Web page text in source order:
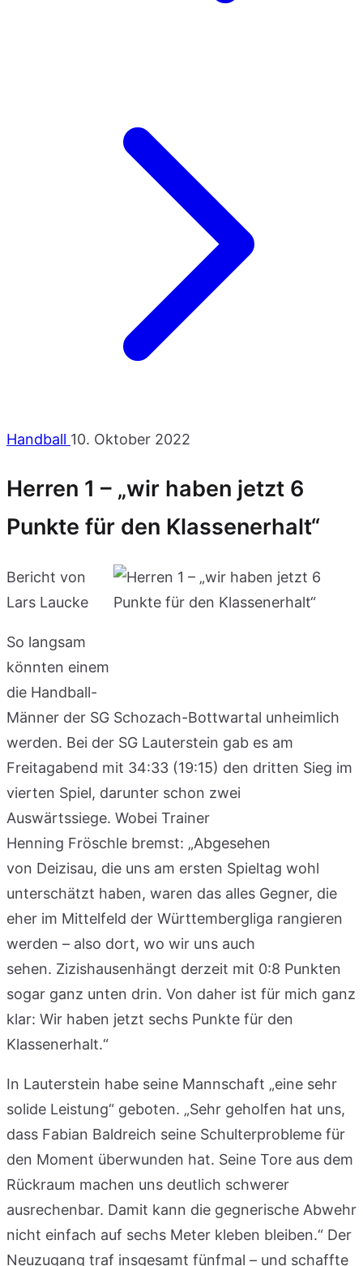
Handball 10. Oktober 2022
Herren 1 – „wir haben jetzt 6
Punkte für den Klassenerhalt“
Bericht von
Lars Laucke
So langsam
könnten einem
die Handball-
Männer der SG Schozach-Bottwartal unheimlich
werden. Bei der SG Lauterstein gab es am
Freitagabend mit 34:33 (19:15) den dritten Sieg im
vierten Spiel, darunter schon zwei
Auswärtssiege. Wobei Trainer
Henning Fröschle bremst: „Abgesehen
von Deizisau, die uns am ersten Spieltag wohl
unterschätzt haben, waren das alles Gegner, die
eher im Mittelfeld der Württembergliga rangieren
werden – also dort, wo wir uns auch
sehen. Zizishausenhängt derzeit mit 0:8 Punkten
sogar ganz unten drin. Von daher ist für mich ganz
klar: Wir haben jetzt sechs Punkte für den
Klassenerhalt.“
In Lauterstein habe seine Mannschaft „eine sehr
solide Leistung“ geboten. „Sehr geholfen hat uns,
dass Fabian Baldreich seine Schulterprobleme für
den Moment überwunden hat. Seine Tore aus dem
Rückraum machen uns deutlich schwerer
ausrechenbar. Damit kann die gegnerische Abwehr
nicht einfach auf sechs Meter kleben bleiben.“ Der
Neuzugang traf insgesamt fünfmal – und schaffte